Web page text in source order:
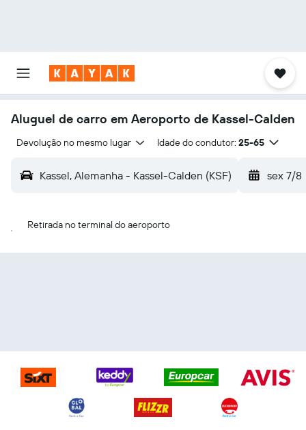
Aluguel de carro em Aeroporto de Kassel-Calden
Devolução no mesmo lugar Idade do condutor: 25-65
Kassel, Alemanha - Kassel-Calden (KSF) sex 7/8
Retirada no terminal do aeroporto